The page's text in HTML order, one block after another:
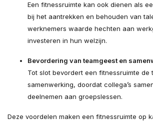
Een fitnessruimte kan ook dienen als
bij het aantrekken en behouden van
werknemers waarde hechten aan
investeren in hun welzijn.
Bevordering van teamgeest en
Tot slot bevordert een fitnessruimte de
samenwerking, doordat collega’s
deelnemen aan groepslessen.
Deze voordelen maken een fitnessruimte op